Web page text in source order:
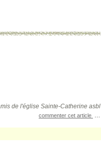
de l'église Sainte-Catherine asbl
commenter cet article …